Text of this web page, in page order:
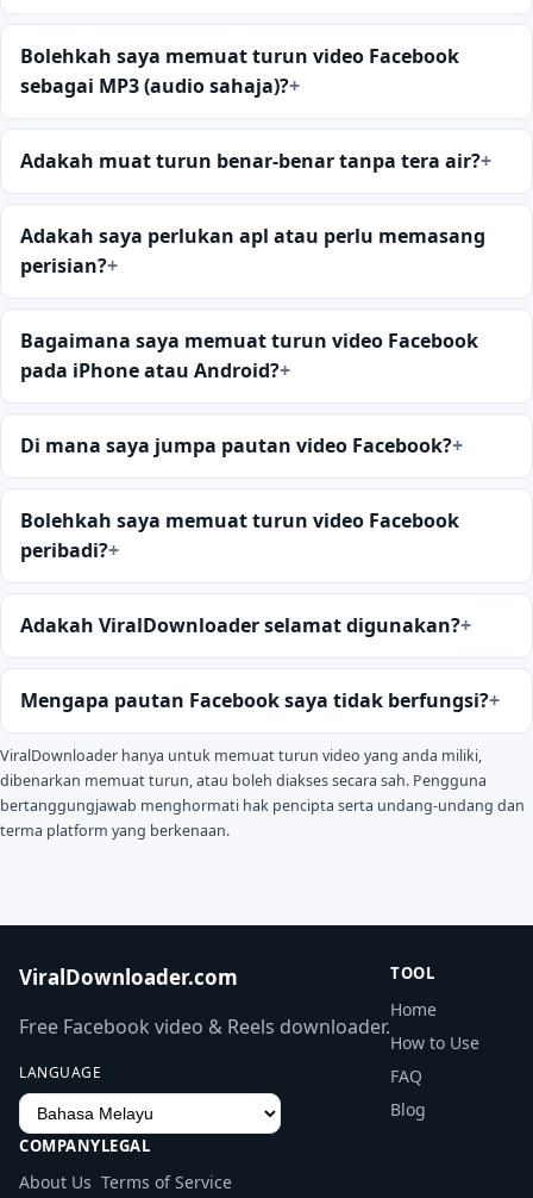
Bolehkah saya memuat turun video Facebook
sebagai MP3 (audio sahaja)?
Adakah muat turun benar-benar tanpa tera air?
Adakah saya perlukan apl atau perlu memasang
perisian?
Bagaimana saya memuat turun video Facebook
pada iPhone atau Android?
Di mana saya jumpa pautan video Facebook?
Bolehkah saya memuat turun video Facebook
peribadi?
Adakah ViralDownloader selamat digunakan?
Mengapa pautan Facebook saya tidak berfungsi?
ViralDownloader hanya untuk memuat turun video yang anda miliki,
dibenarkan memuat turun, atau boleh diakses secara sah. Pengguna
bertanggungjawab menghormati hak pencipta serta undang-undang dan
terma platform yang berkenaan.
ViralDownloader.com
Free Facebook video & Reels downloader.
LANGUAGE
TOOL
Home
How to Use
FAQ
Blog
COMPANY
About Us
LEGAL
Terms of Service